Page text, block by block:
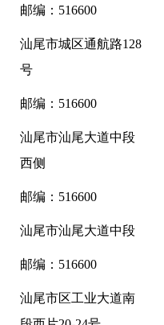
邮编：516600
汕尾市城区通航路128
号
邮编：516600
汕尾市汕尾大道中段
西侧
邮编：516600
汕尾市汕尾大道中段
邮编：516600
汕尾市区工业大道南